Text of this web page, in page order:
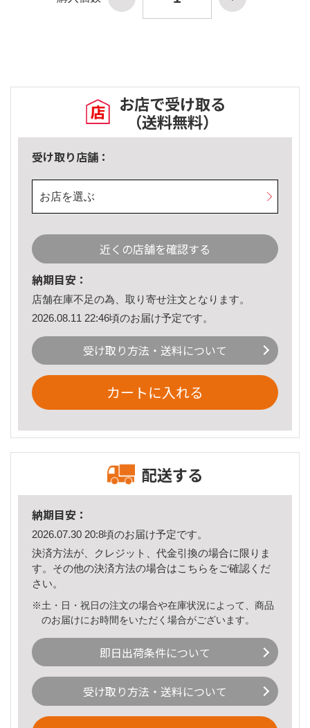
お店で受け取る
（送料無料）
受け取り店舗：
お店を選ぶ
近くの店舗を確認する
納期目安：
店舗在庫不足の為、取り寄せ注文となります。
2026.08.11 22:46頃のお届け予定です。
受け取り方法・送料について
カートに入れる
配送する
納期目安：
2026.07.30 20:8頃のお届け予定です。
決済方法が、クレジット、代金引換の場合に限りま
す。その他の決済方法の場合はこちら をご確認くだ
さい。
※土・日・祝日の注文の場合や在庫状況によって、商品
のお届けにお時間をいただく場合がございます。
即日出荷条件について
受け取り方法・送料について